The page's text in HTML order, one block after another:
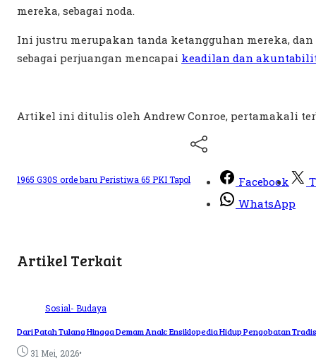
mereka, sebagai noda.
Ini justru merupakan tanda ketangguhan mereka,
sebagai perjuangan mencapai keadilan dan
Artikel ini ditulis oleh Andrew Conroe, pertamakali
1965 G30S orde baru Peristiwa 65 PKITapol Facebook
WhatsApp
Artikel Terkait
Sosial- Budaya
Dari Patah Tulang Hingga Demam Anak: Ensiklopedia Hidup Pengobatan
31 Mei, 2026•